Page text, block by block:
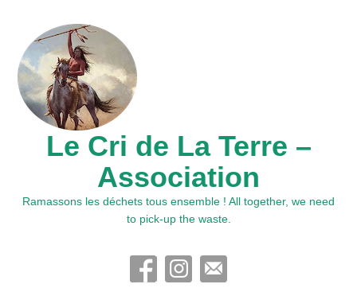
Le Cri de La Terre –
Association
Ramassons les déchets tous ensemble ! All together, we need
to pick-up the waste.